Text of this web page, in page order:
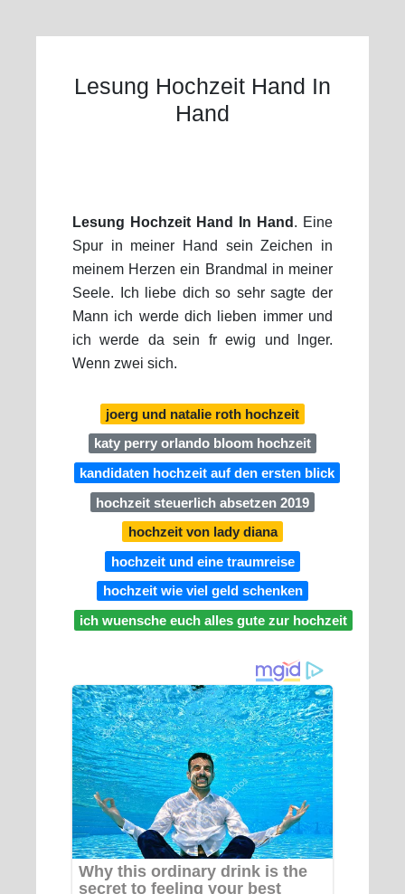
Lesung Hochzeit Hand In
Hand
Lesung Hochzeit Hand In Hand . Eine
Spur in meiner Hand sein Zeichen in
meinem Herzen ein Brandmal in meiner
Seele. Ich liebe dich so sehr sagte der
Mann ich werde dich lieben immer und
ich werde da sein fr ewig und lnger.
Wenn zwei sich.
joerg und natalie roth hochzeit
katy perry orlando bloom hochzeit
kandidaten hochzeit auf den ersten blick
hochzeit steuerlich absetzen 2019
hochzeit von lady diana
hochzeit und eine traumreise
hochzeit wie viel geld schenken
ich wuensche euch alles gute zur hochzeit